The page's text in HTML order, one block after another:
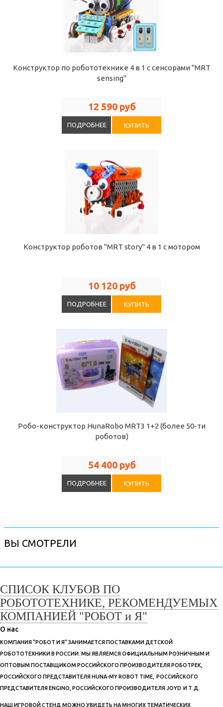
Конструктор по робототехнике 4 в 1 с сенсорами "MRT
sensing"
12 590 руб
ПОДРОБНЕЕ КУПИТЬ
Конструктор роботов "MRT story" 4 в 1 с мотором
10 120 руб
ПОДРОБНЕЕ КУПИТЬ
Робо-конструктор HunaRobo MRT3 1+2 (более 50-ти
роботов)
54 400 руб
ПОДРОБНЕЕ КУПИТЬ
ВЫ СМОТРЕЛИ
СПИСОК КЛУБОВ ПО
РОБОТОТЕХНИКЕ, РЕКОМЕНДУЕМЫХ
КОМПАНИЕЙ "РОБОТ и Я"
О нас
КОМПАНИЯ "РОБОТ И Я" ЗАНИМАЕТСЯ ПОСТАВКАМИ ДЕТСКОЙ
РОБОТОТЕХНИКИ В РОССИИ. МЫ ЯВЛЯЕМСЯ ОФИЦИАЛЬНЫМ РОЗНИЧНЫМ И
ОПТОВЫМ ПОСТАВЩИКОМ РОССИЙСКОГО ПРОИЗВОДИТЕЛЯ РОБОТРЕК,
РОССИЙСКОГО ПРЕДСТАВИТЕЛЯ HUNA-MY ROBOT TIME, РОССИЙСКОГО
ПРЕДСТАВИТЕЛЯ ENGINO, РОССИЙСКОГО ПРОИЗВОДИТЕЛЯ JOYD И Т.Д.
НАШ ИГРОВОЙ СТЕНД МОЖНО УВИДЕТЬ НА МНОГИХ ТЕМАТИЧЕСКИХ